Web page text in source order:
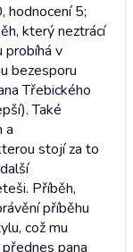
hodnocení 5;
který neztrácí
probíhá v
bezesporu
Třebického
Také
a
stojí za to
Příběh,
příběhu
což mu
pana